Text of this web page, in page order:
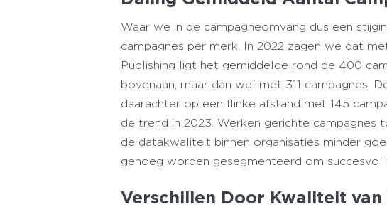
Waar we in de campagneomvang dus een
campagnes per merk. In 2022 zagen we dat
Publishing ligt het gemiddelde rond de 400
bovenaan, maar dan wel met 311 campagnes.
daarachter op een flinke afstand met 145
de trend in 2023. Werken gerichte
de datakwaliteit binnen organisaties minder
genoeg worden gesegmenteerd om succesvol
Verschillen Door Kwaliteit